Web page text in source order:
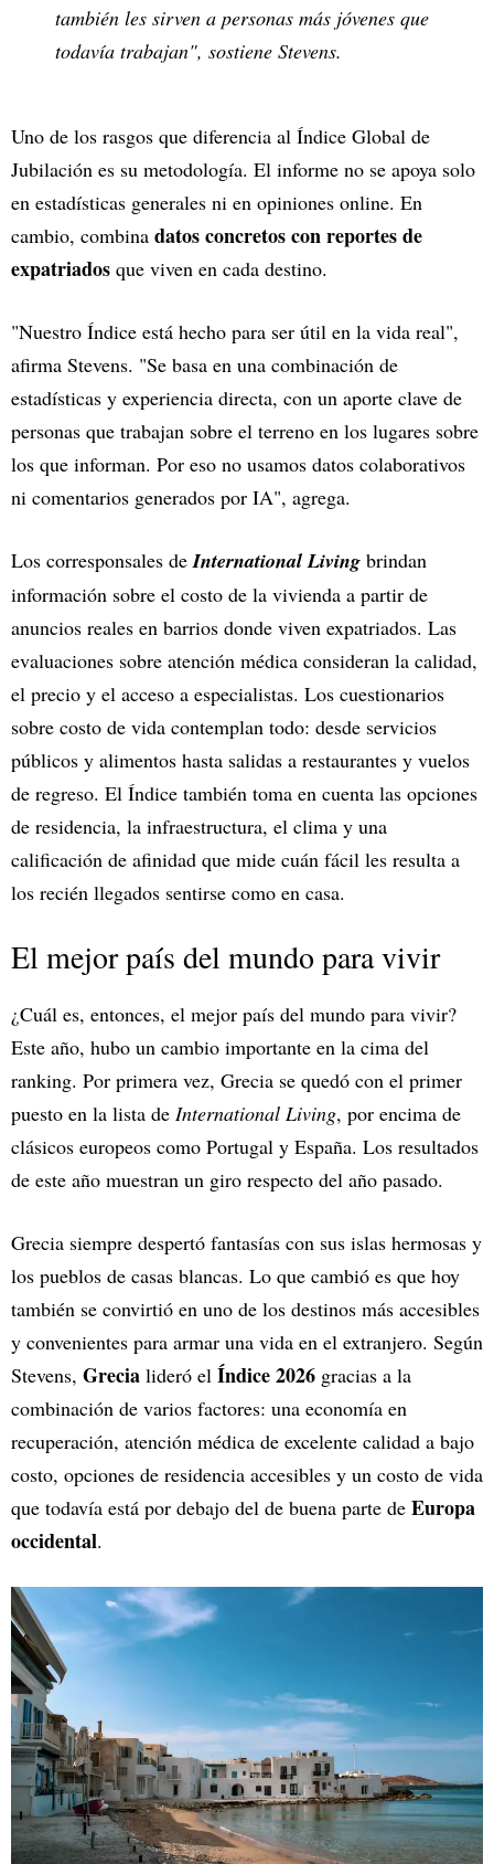
también les sirven a personas más jóvenes que
todavía trabajan", sostiene Stevens.
Uno de los rasgos que diferencia al Índice Global de
Jubilación es su metodología. El informe no se apoya solo
en estadísticas generales ni en opiniones online. En
cambio, combina datos concretos con reportes de
expatriados que viven en cada destino.
"Nuestro Índice está hecho para ser útil en la vida real",
afirma Stevens. "Se basa en una combinación de
estadísticas y experiencia directa, con un aporte clave de
personas que trabajan sobre el terreno en los lugares sobre
los que informan. Por eso no usamos datos colaborativos
ni comentarios generados por IA", agrega.
Los corresponsales deInternational Living brindan
información sobre el costo de la vivienda a partir de
anuncios reales en barrios donde viven expatriados. Las
evaluaciones sobre atención médica consideran la calidad,
el precio y el acceso a especialistas. Los cuestionarios
sobre costo de vida contemplan todo: desde servicios
públicos y alimentos hasta salidas a restaurantes y vuelos
de regreso. El Índice también toma en cuenta las opciones
de residencia, la infraestructura, el clima y una
calificación de afinidad que mide cuán fácil les resulta a
los recién llegados sentirse como en casa.
El mejor país del mundo para vivir
¿Cuál es, entonces, el mejor país del mundo para vivir?
Este año, hubo un cambio importante en la cima del
ranking. Por primera vez, Grecia se quedó con el primer
puesto en la lista de International Living, por encima de
clásicos europeos como Portugal y España. Los resultados
de este año muestran un giro respecto del año pasado.
Grecia siempre despertó fantasías con sus islas hermosas y
los pueblos de casas blancas. Lo que cambió es que hoy
también se convirtió en uno de los destinos más accesibles
y convenientes para armar una vida en el extranjero. Según
Stevens, Grecia lideró el Índice 2026 gracias a la
combinación de varios factores: una economía en
recuperación, atención médica de excelente calidad a bajo
costo, opciones de residencia accesibles y un costo de vida
que todavía está por debajo del de buena parte de Europa
occidental.